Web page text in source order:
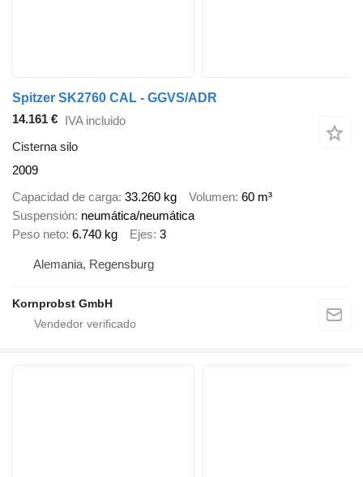
Spitzer SK2760 CAL - GGVS/ADR
14.161 € IVA incluido
Cisterna silo
2009
Capacidad de carga 33.260 kg Volumen 60 m³
Suspensión neumática/neumática
Peso neto 6.740 kg Ejes 3
Alemania, Regensburg
Kornprobst GmbH